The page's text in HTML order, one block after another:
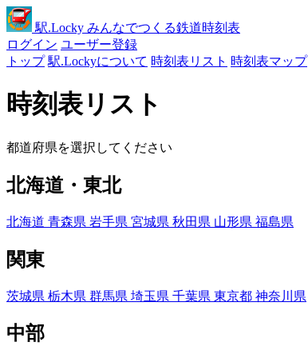
駅.Locky みんなでつくる鉄道時刻表
ログイン ユーザー登録
トップ 駅.Lockyについて 時刻表リスト 時刻表マップ
時刻表リスト
都道府県を選択してください
北海道・東北
北海道 青森県 岩手県 宮城県 秋田県 山形県 福島県
関東
茨城県 栃木県 群馬県 埼玉県 千葉県 東京都 神奈川県
中部